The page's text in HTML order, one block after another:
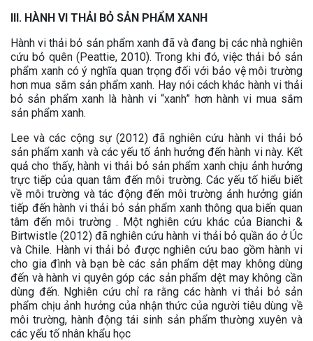
III. HÀNH VI THẢI BỎ SẢN PHẨM XANH
Hành vi thải bỏ sản phẩm xanh đã và đang bị các nhà nghiên
cứu bỏ quên (Peattie, 2010). Trong khi đó, việc thải bỏ sản
phẩm xanh có ý nghĩa quan trọng đối với bảo vệ môi trường
hơn mua sắm sản phẩm xanh. Hay nói cách khác hành vi thải
bỏ sản phẩm xanh là hành vi “xanh” hơn hành vi mua sắm
sản phẩm xanh.
Lee và các cộng sự (2012) đã nghiên cứu hành vi thải bỏ
sản phẩm xanh và các yếu tố ảnh hưởng đến hành vi này. Kết
quả cho thấy, hành vi thải bỏ sản phẩm xanh chịu ảnh hưởng
trực tiếp của quan tâm đến môi trường. Các yếu tố hiểu biết
về môi trường và tác động đến môi trường ảnh hưởng gián
tiếp đến hành vi thải bỏ sản phẩm xanh thông qua biến quan
tâm đến môi trường . Một nghiên cứu khác của Bianchi &
Birtwistle (2012) đã nghiên cứu hành vi thải bỏ quần áo ở Úc
và Chile. Hành vi thải bỏ được nghiên cứu bao gồm hành vi
cho gia đình và bạn bè các sản phẩm dệt may không dùng
đến và hành vi quyên góp các sản phẩm dệt may không cần
dùng đến. Nghiên cứu chỉ ra rằng các hành vi thải bỏ sản
phẩm chịu ảnh hưởng của nhận thức của người tiêu dùng về
môi trường, hành động tái sinh sản phẩm thường xuyên và
các yếu tố nhân khẩu học